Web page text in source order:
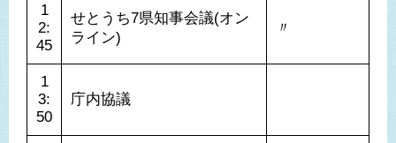
1
2:
45
せとうち7県知事会議(オン
ライン)
〃
1
3:
50
庁内協議